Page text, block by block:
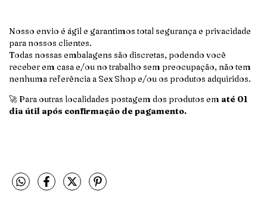
Nosso envio é ágil e garantimos total segurança e privacidade
para nossos clientes.
Todas nossas embalagens são discretas, podendo você
receber em casa e/ou no trabalho sem preocupação, não tem
nenhuma referência a Sex Shop e/ou os produtos adquiridos.
🚀 Para outras localidades postagem dos produtos em até 01
dia útil após confirmação de pagamento.